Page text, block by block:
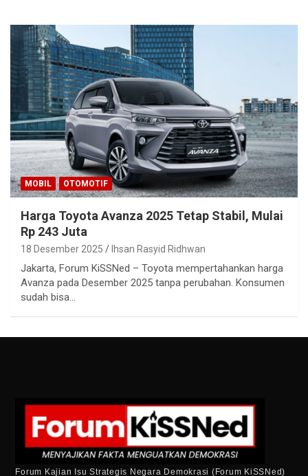
MOBIL OTOMOTIF
Harga Toyota Avanza 2025 Tetap Stabil, Mulai
Rp 243 Juta
18 Desember 2025 Ihsan Rasyid Ridhwan
Jakarta, Forum KiSSNed – Toyota mempertahankan harga
Avanza pada Desember 2025 tanpa perubahan. Konsumen
sudah bisa…
Forum Kajian Isu Strategis Negara Demokrasi (Forum KiSSNed)